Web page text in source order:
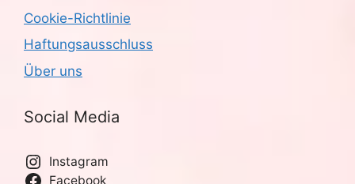
Cookie-Richtlinie
Haftungsausschluss
Über uns
Social Media
Instagram
Facebook